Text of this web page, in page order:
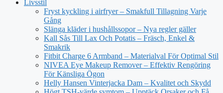
Livsstil
Fryst kyckling i airfryer – Smakfull Tillagning Varje
Gång
Slänga kläder i hushållssopor – Nya regler gäller
Kall Sås Till Lax Och Potatis – Fräsch, Enkel &
Smakrik
Fitbit Charge 6 Armband – Materialval För Optimal Stil
NIVEA Eye Makeup Remover – Effektiv Rengöring
För Känsliga Ögon
Helly Hansen Vinterjacka Dam – Kvalitet och Skydd